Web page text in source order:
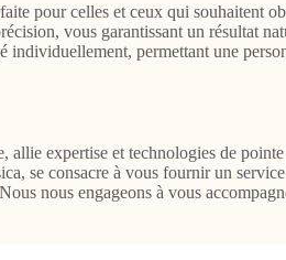
pour celles et ceux qui souhaitent
vous garantissant un résultat
individuellement, permettant une
allie expertise et technologies de
se consacre à vous fournir un
nous engageons à vous